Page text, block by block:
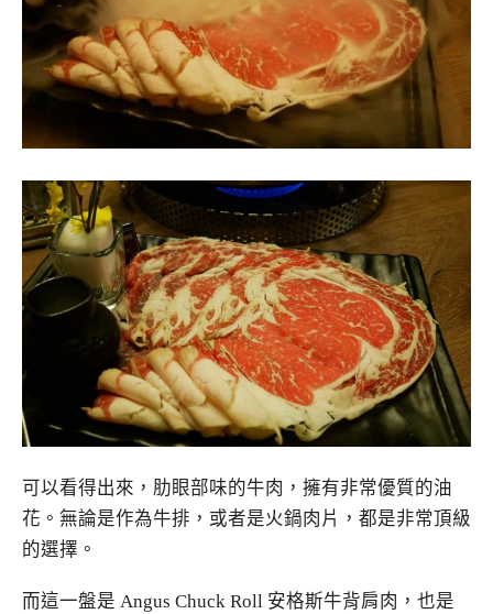
可以看得出來，肋眼部味的牛肉，擁有非常優質的油
花。無論是作為牛排，或者是火鍋肉片，都是非常頂級
的選擇。
而這一盤是 Angus Chuck Roll 安格斯牛背肩肉，也是